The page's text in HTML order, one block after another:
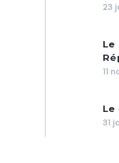
23
Le
11
Le
31